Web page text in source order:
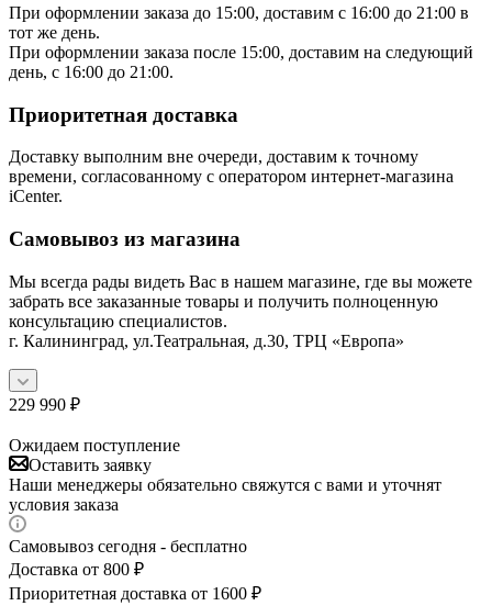
При оформлении заказа до 15:00, доставим с 16:00 до 21:00 в
тот же день.
При оформлении заказа после 15:00, доставим на следующий
день, с 16:00 до 21:00.
Приоритетная доставка
Доставку выполним вне очереди, доставим к точному
времени, согласованному с оператором интернет-магазина
iCenter.
Самовывоз из магазина
Мы всегда рады видеть Вас в нашем магазине, где вы можете
забрать все заказанные товары и получить полноценную
консультацию специалистов.
г. Калининград, ул.Театральная, д.30, ТРЦ «Европа»
229 990 ₽
Ожидаем поступление
Оставить заявку
Наши менеджеры обязательно свяжутся с вами и уточнят
условия заказа
Самовывоз сегодня - бесплатно
Доставка от 800 ₽
Приоритетная доставка от 1600 ₽